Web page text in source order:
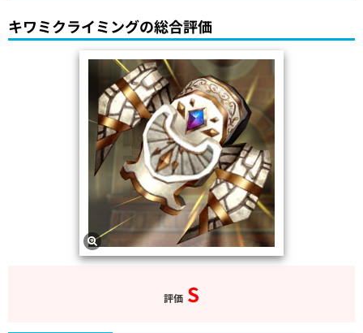
キワミクライミングの総合評価
評価 S